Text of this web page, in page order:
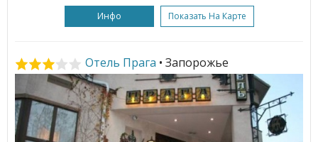
Инфо Показать На Карте
Отель Прага • Запорожье